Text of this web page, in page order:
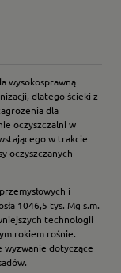
wysokosprawną
dlatego ścieki z
dla
oczyszczalni w
w trakcie
oczyszczanych
i
1046,5 tys. Mg s.m.
technologii
rokiem rośnie.
wyzwanie dotyczące